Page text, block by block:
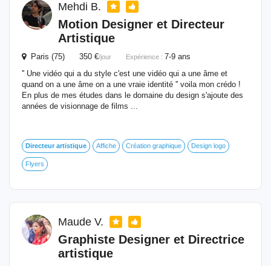
Mehdi B.
Motion Designer et Directeur
Artistique
Paris (75) 350 €/jour Expérience : 7-9 ans
'' Une vidéo qui a du style c'est une vidéo qui a une âme et
quand on a une âme on a une vraie identité '' voila mon crédo !
En plus de mes études dans le domaine du design s'ajoute des
années de visionnage de films ...
Directeur artistique Affiche Création graphique Design logo
Flyers
Maude V.
Graphiste Designer et Directrice
artistique